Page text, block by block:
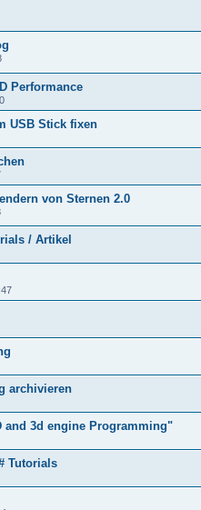
Performance
USB Stick fixen
von Sternen 2.0
/ Artikel
archivieren
and 3d engine Programming"
Tutorials